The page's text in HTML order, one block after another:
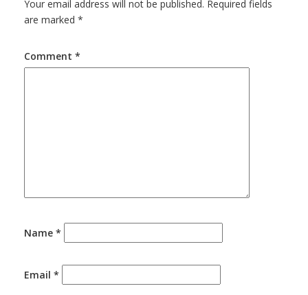
Your email address will not be published. Required fields
are marked *
Comment *
Name *
Email *